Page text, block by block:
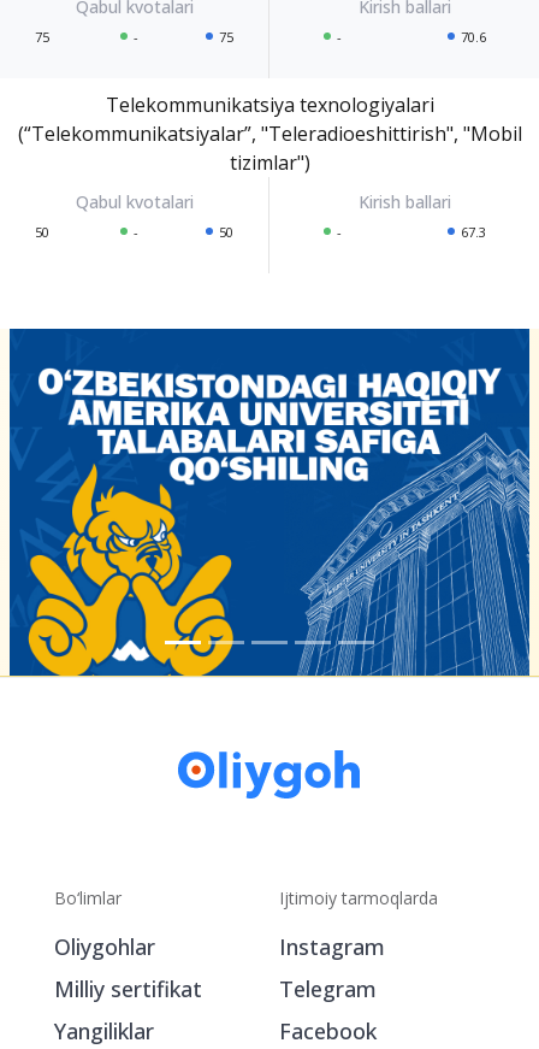
75 - 75 - 70.6
Telekommunikatsiya texnologiyalari
(“Telekommunikatsiyalar”, "Teleradioeshittirish", "Mobil
tizimlar")
50 - 50 - 67.3
Bo‘limlar
Oliygohlar
Milliy sertifikat
Yangiliklar
Ijtimoiy tarmoqlarda
Instagram
Telegram
Facebook